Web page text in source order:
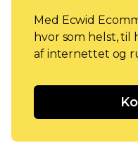
Med Ecwid
hvor som helst, til
af internettet og